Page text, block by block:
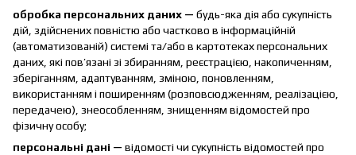
обробка персональних даних — будь-яка дія або сукупність
дій, здійснених повністю або частково в інформаційній
(автоматизованій) системі та/або в картотеках персональних
даних, які пов’язані зі збиранням, реєстрацією, накопиченням,
зберіганням, адаптуванням, зміною, поновленням,
використанням і поширенням (розповсюдженням, реалізацією,
передачею), знеособленням, знищенням відомостей про
фізичну особу;
персональні дані — відомості чи сукупність відомостей про